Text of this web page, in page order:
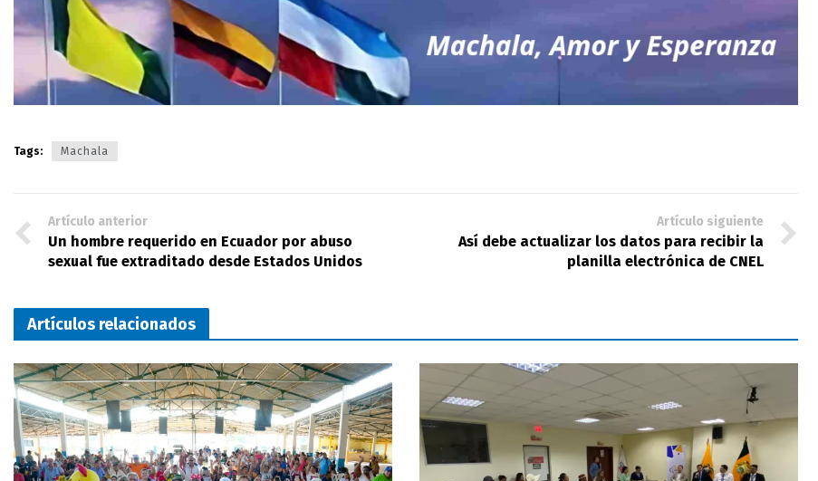
Tags: Machala
Artículo anterior
Un hombre requerido en Ecuador por abuso
sexual fue extraditado desde Estados Unidos
Artículo siguiente
Así debe actualizar los datos para recibir la
planilla electrónica de CNEL
Artículos relacionados